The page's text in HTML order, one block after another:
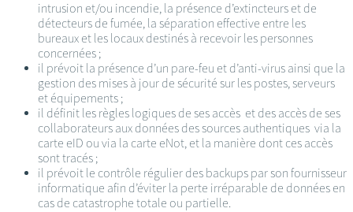
intrusion et/ou incendie, la présence d’extincteurs et de
détecteurs de fumée, la séparation effective entre les
bureaux et les locaux destinés à recevoir les personnes
concernées ;
il prévoit la présence d’un pare-feu et d’anti-virus ainsi que la
gestion des mises à jour de sécurité sur les postes, serveurs
et équipements ;
il définit les règles logiques de ses accès et des accès de ses
collaborateurs aux données des sources authentiques via la
carte eID ou via la carte eNot, et la manière dont ces accès
sont tracés ;
il prévoit le contrôle régulier des backups par son fournisseur
informatique afin d’éviter la perte irréparable de données en
cas de catastrophe totale ou partielle.